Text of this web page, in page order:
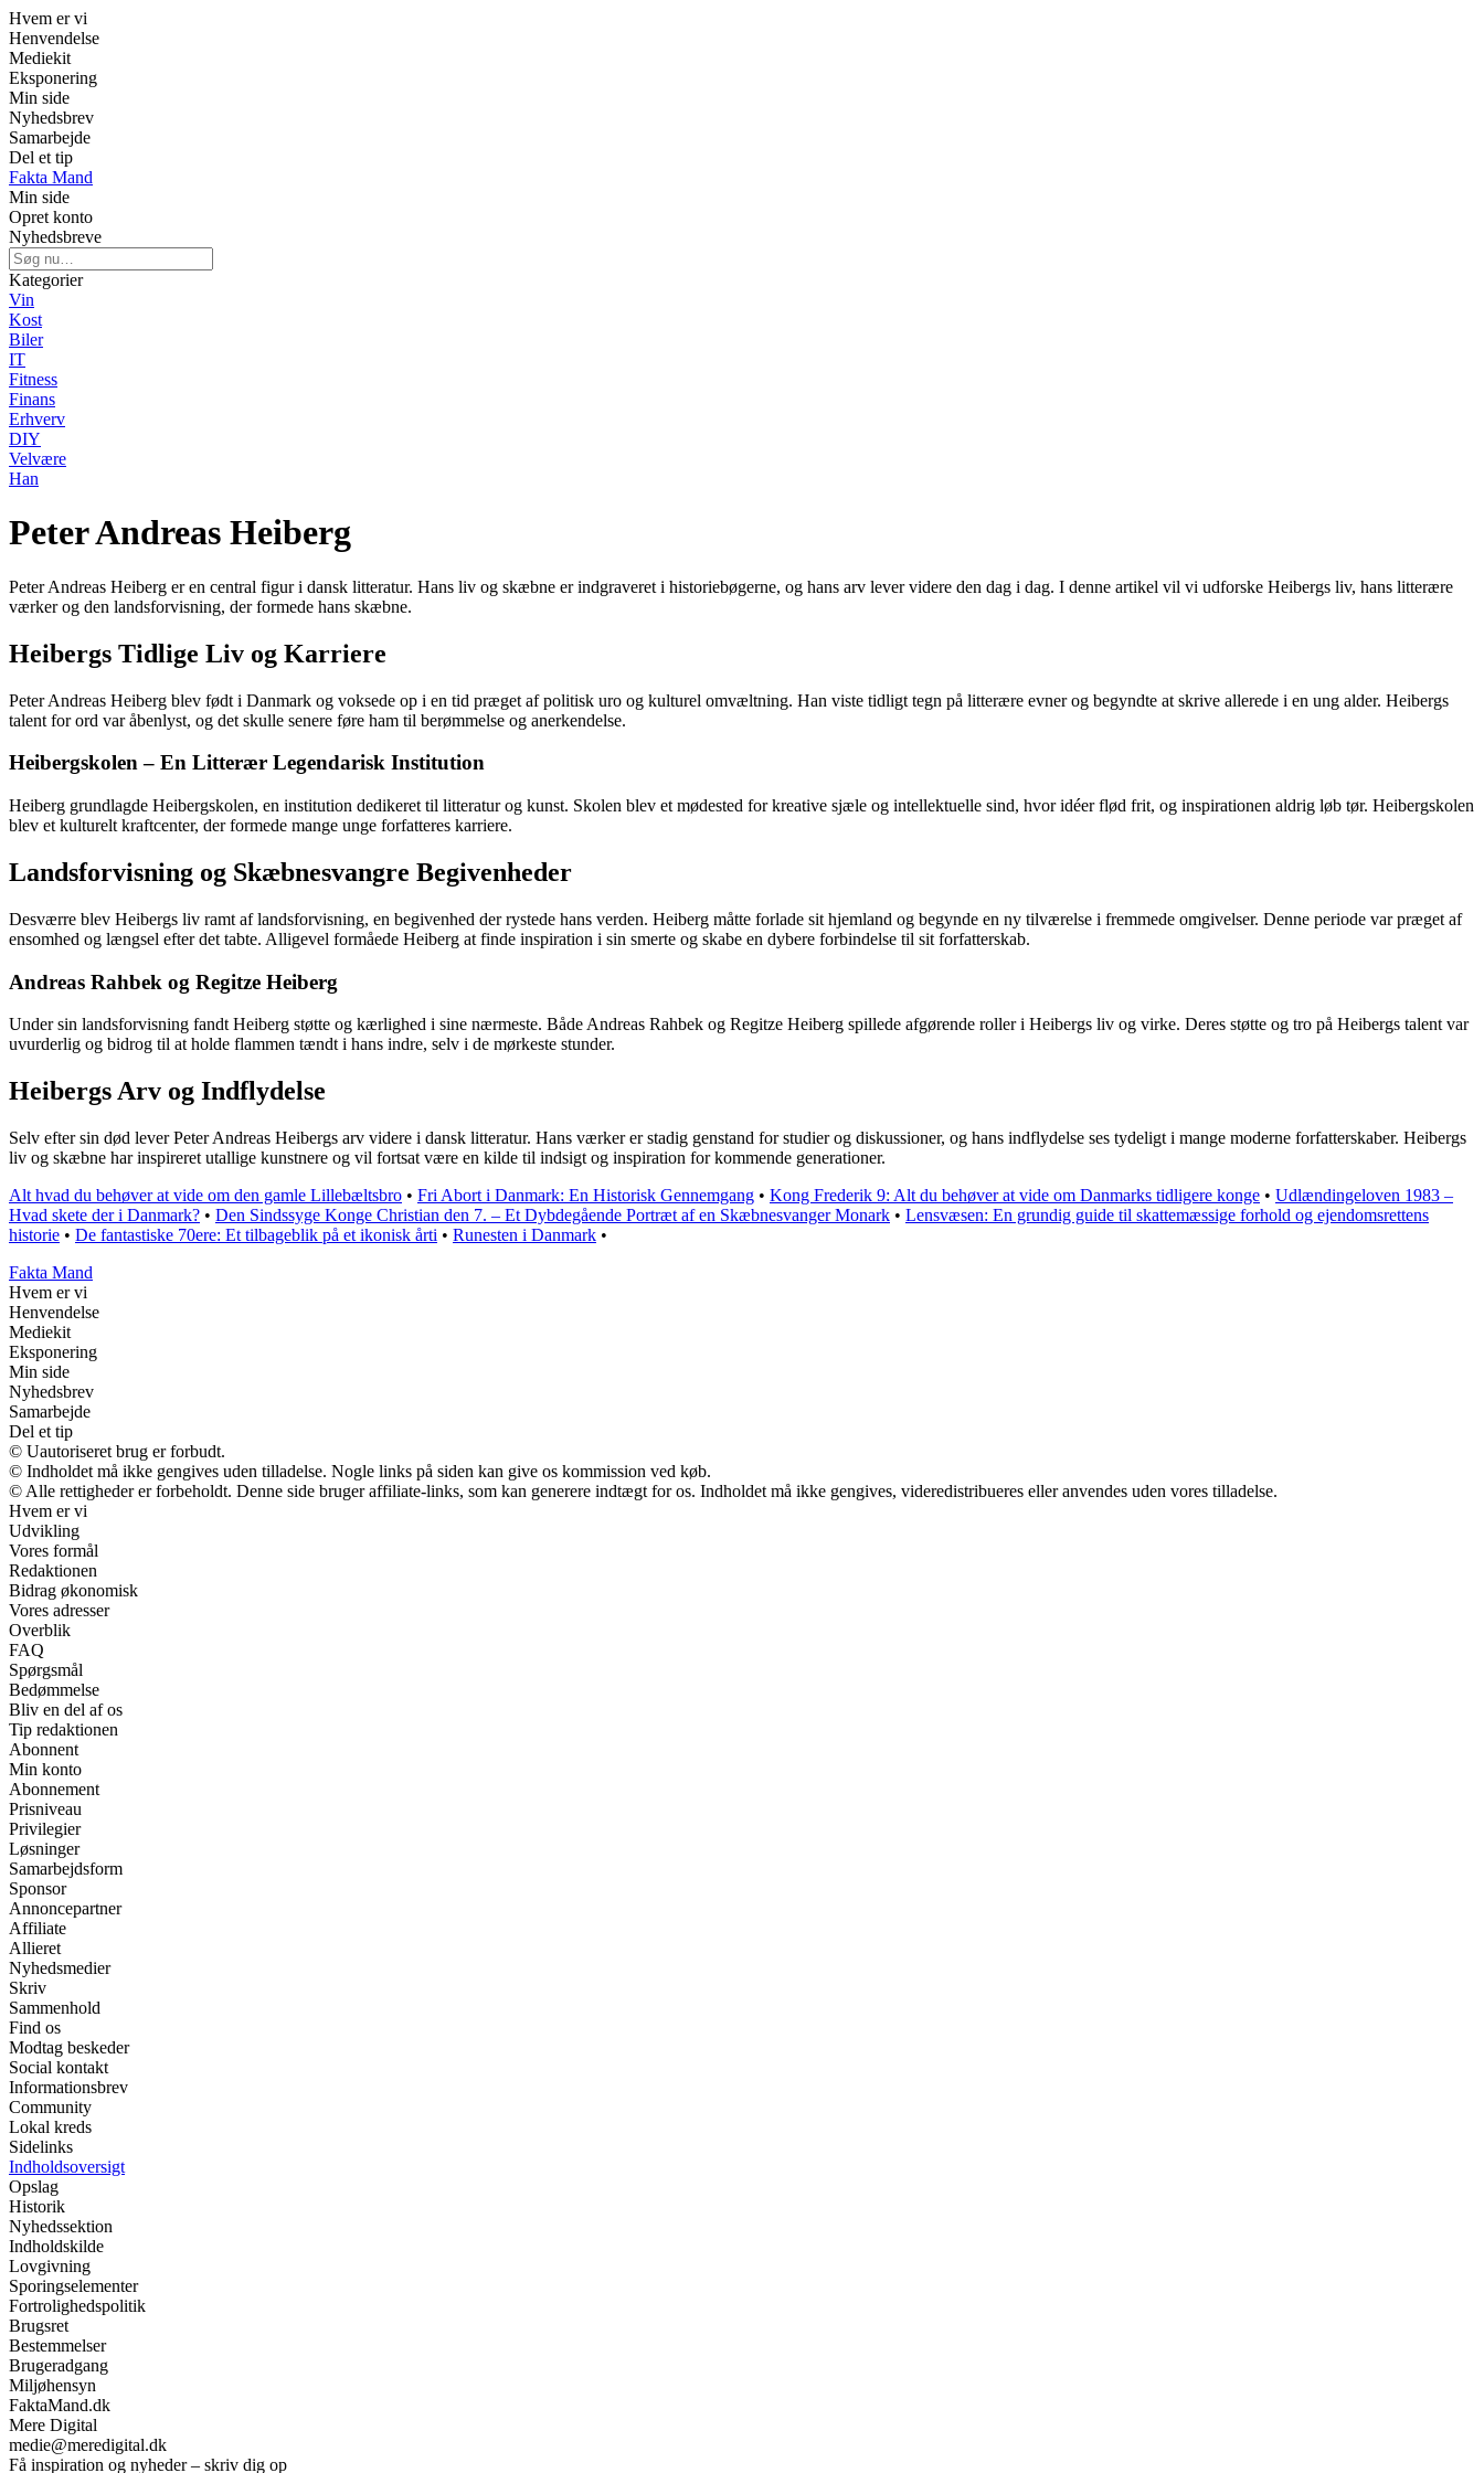
Hvem er vi
Henvendelse
Mediekit
Eksponering
Min side
Nyhedsbrev
Samarbejde
Del et tip
Fakta Mand
Min side
Opret konto
Nyhedsbreve
Kategorier
Vin
Kost
Biler
IT
Fitness
Finans
Erhverv
DIY
Velvære
Han
Peter Andreas Heiberg
Peter Andreas Heiberg er en central figur i dansk litteratur. Hans liv og skæbne er indgraveret i historiebøgerne, og hans arv lever videre den dag i dag. I denne artikel vil vi udforske Heibergs liv, hans litterære
værker og den landsforvisning, der formede hans skæbne.
Heibergs Tidlige Liv og Karriere
Peter Andreas Heiberg blev født i Danmark og voksede op i en tid præget af politisk uro og kulturel omvæltning. Han viste tidligt tegn på litterære evner og begyndte at skrive allerede i en ung alder. Heibergs
talent for ord var åbenlyst, og det skulle senere føre ham til berømmelse og anerkendelse.
Heibergskolen – En Litterær Legendarisk Institution
Heiberg grundlagde Heibergskolen, en institution dedikeret til litteratur og kunst. Skolen blev et mødested for kreative sjæle og intellektuelle sind, hvor idéer flød frit, og inspirationen aldrig løb tør. Heibergskolen
blev et kulturelt kraftcenter, der formede mange unge forfatteres karriere.
Landsforvisning og Skæbnesvangre Begivenheder
Desværre blev Heibergs liv ramt af landsforvisning, en begivenhed der rystede hans verden. Heiberg måtte forlade sit hjemland og begynde en ny tilværelse i fremmede omgivelser. Denne periode var præget af
ensomhed og længsel efter det tabte. Alligevel formåede Heiberg at finde inspiration i sin smerte og skabe en dybere forbindelse til sit forfatterskab.
Andreas Rahbek og Regitze Heiberg
Under sin landsforvisning fandt Heiberg støtte og kærlighed i sine nærmeste. Både Andreas Rahbek og Regitze Heiberg spillede afgørende roller i Heibergs liv og virke. Deres støtte og tro på Heibergs talent var
uvurderlig og bidrog til at holde flammen tændt i hans indre, selv i de mørkeste stunder.
Heibergs Arv og Indflydelse
Selv efter sin død lever Peter Andreas Heibergs arv videre i dansk litteratur. Hans værker er stadig genstand for studier og diskussioner, og hans indflydelse ses tydeligt i mange moderne forfatterskaber. Heibergs
liv og skæbne har inspireret utallige kunstnere og vil fortsat være en kilde til indsigt og inspiration for kommende generationer.
Alt hvad du behøver at vide om den gamle Lillebæltsbro • Fri Abort i Danmark: En Historisk Gennemgang • Kong Frederik 9: Alt du behøver at vide om Danmarks tidligere konge • Udlændingeloven 1983 –
Hvad skete der i Danmark? • Den Sindssyge Konge Christian den 7. – Et Dybdegående Portræt af en Skæbnesvanger Monark • Lensvæsen: En grundig guide til skattemæssige forhold og ejendomsrettens
historie • De fantastiske 70ere: Et tilbageblik på et ikonisk årti • Runesten i Danmark •
Fakta Mand
Hvem er vi
Henvendelse
Mediekit
Eksponering
Min side
Nyhedsbrev
Samarbejde
Del et tip
© Uautoriseret brug er forbudt.
© Indholdet må ikke gengives uden tilladelse. Nogle links på siden kan give os kommission ved køb.
© Alle rettigheder er forbeholdt. Denne side bruger affiliate-links, som kan generere indtægt for os. Indholdet må ikke gengives, videredistribueres eller anvendes uden vores tilladelse.
Hvem er vi
Udvikling
Vores formål
Redaktionen
Bidrag økonomisk
Vores adresser
Overblik
FAQ
Spørgsmål
Bedømmelse
Bliv en del af os
Tip redaktionen
Abonnent
Min konto
Abonnement
Prisniveau
Privilegier
Løsninger
Samarbejdsform
Sponsor
Annoncepartner
Affiliate
Allieret
Nyhedsmedier
Skriv
Sammenhold
Find os
Modtag beskeder
Social kontakt
Informationsbrev
Community
Lokal kreds
Sidelinks
Indholdsoversigt
Opslag
Historik
Nyhedssektion
Indholdskilde
Lovgivning
Sporingselementer
Fortrolighedspolitik
Brugsret
Bestemmelser
Brugeradgang
Miljøhensyn
FaktaMand.dk
Mere Digital
medie@meredigital.dk
Få inspiration og nyheder – skriv dig op